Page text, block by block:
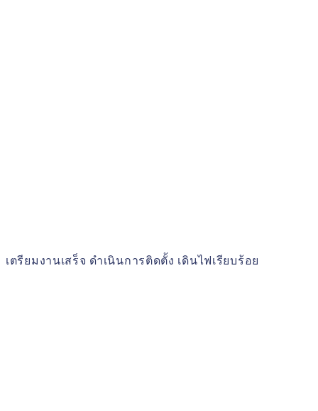
เตรียมงานเสร็จ ดำเนินการติดตั้ง เดินไฟเรียบร้อย